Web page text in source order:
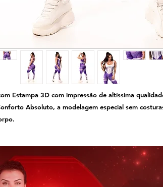
Estampa 3D com impressão de altíssima
Absoluto, a modelagem especial sem
Easy Care e antibactericida.
ltro FPS +50
durabilidade, não desbota nem perde a
87% Poliéster 13% Elastano